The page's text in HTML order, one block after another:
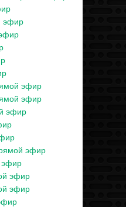
эфир
эфир
эфир
эфир
эфир
эфир
эфир
эфир